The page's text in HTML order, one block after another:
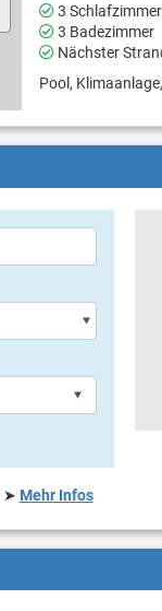
3 Schlafzimmer
3 Badezimmer
Nächster
Pool,
➤ Mehr Infos